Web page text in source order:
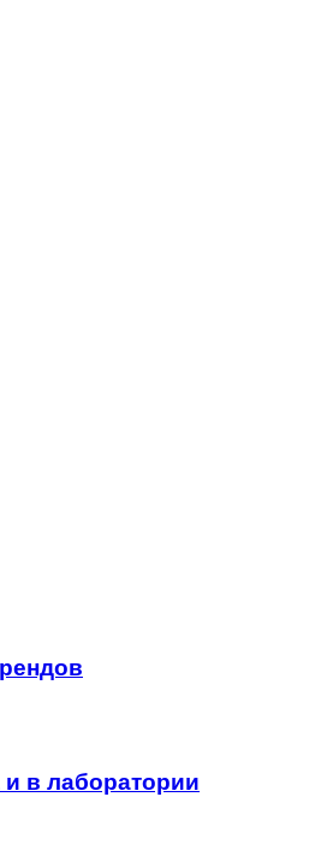
в лаборатории